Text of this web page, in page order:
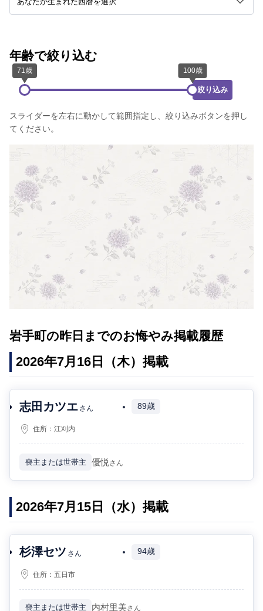
年齢で絞り込む
絞り込み
スライダーを左右に動かして範囲指定し、絞り込みボタンを押し
てください。
岩手町の昨日までのお悔やみ掲載履歴
2026年7月16日（木）掲載
志田カツエ さん 89歳
住所：江刈内
喪主または世帯主 優悦さん
2026年7月15日（水）掲載
杉澤セツ さん 94歳
住所：五日市
喪主または世帯主 内村里美さん